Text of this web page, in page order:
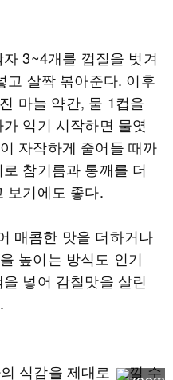
3~4개를 껍질을 벗겨
고 살짝 볶아준다. 이후
마늘 약간, 물 1컵을
익기 시작하면 물엿
자작하게 줄어들 때까
참기름과 통깨를 더
보기에도 좋다.
매콤한 맛을 더하거나
높이는 방식도 인기
넣어 감칠맛을 살린